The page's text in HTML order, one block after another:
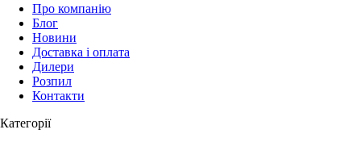
Про компанію
Блог
Новини
Доставка і оплата
Дилери
Розпил
Контакти
Категорії